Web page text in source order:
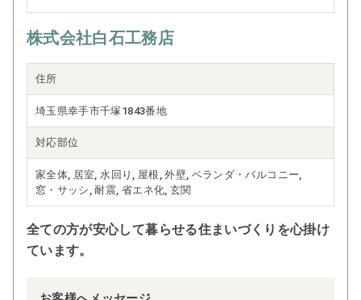
株式会社白石工務店
住所
埼玉県幸手市千塚1843番地
対応部位
家全体, 居室, 水回り, 屋根, 外壁, ベランダ・バルコニー,
窓・サッシ, 耐震, 省エネ化, 玄関
全ての方が安心して暮らせる住まいづくりを心掛け
ています。